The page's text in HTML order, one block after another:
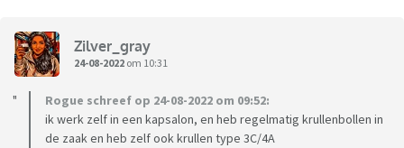
Zilver_gray
24-08-2022 om 10:31
Rogue schreef op 24-08-2022 om 09:52:
ik werk zelf in een kapsalon, en heb regelmatig krullenbollen in
de zaak en heb zelf ook krullen type 3C/4A